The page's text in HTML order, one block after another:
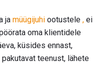
ja müügijuhi ootustele , ei
oma klientidele
küsides ennast,
teenust, lähete